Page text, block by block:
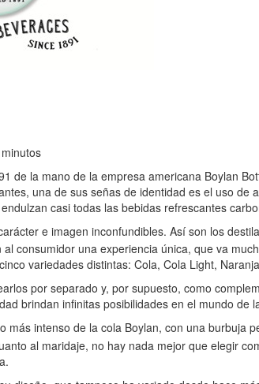
de la mano de la empresa americana Boylan
una de sus señas de identidad es el uso
casi todas las bebidas refrescantes
e imagen inconfundibles. Así son los
consumidor una experiencia única, que va
variedades distintas: Cola, Cola Light,
por separado y, por supuesto, como
brindan infinitas posibilidades en el mundo de
más intenso de la cola Boylan, con una
al maridaje, no hay nada mejor que elegir